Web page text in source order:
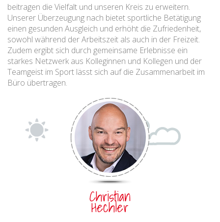
beitragen die Vielfalt und unseren Kreis zu erweitern.
Unserer Überzeugung nach bietet sportliche Betätigung
einen gesunden Ausgleich und erhöht die Zufriedenheit,
sowohl während der Arbeitszeit als auch in der Freizeit.
Zudem ergibt sich durch gemeinsame Erlebnisse ein
starkes Netzwerk aus Kolleginnen und Kollegen und der
Teamgeist im Sport lässt sich auf die Zusammenarbeit im
Büro übertragen.
Christian
Hechler